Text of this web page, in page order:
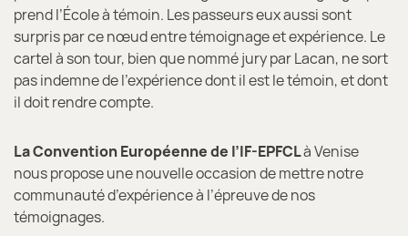
prend l’École à témoin. Les passeurs eux aussi sont
surpris par ce nœud entre témoignage et expérience. Le
cartel à son tour, bien que nommé jury par Lacan, ne sort
pas indemne de l’expérience dont il est le témoin, et dont
il doit rendre compte.
La Convention Européenne de l’IF-EPFCLà Venise
nous propose une nouvelle occasion de mettre notre
communauté d’expérience à l’épreuve de nos
témoignages.